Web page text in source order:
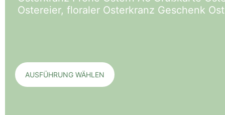
Ostereier, floraler Osterkranz Geschenk
AUSFÜHRUNG WÄHLEN